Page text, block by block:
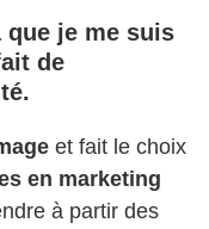
que je me suis
de
et fait le choix
en marketing
à partir des